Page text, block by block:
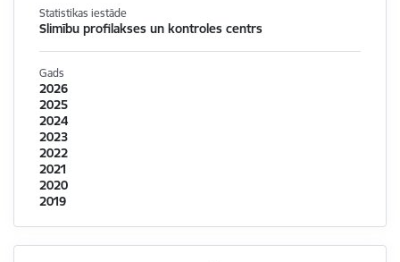
Statistikas iestāde
Slimību profilakses un kontroles centrs
Gads
2026
2025
2024
2023
2022
2021
2020
2019